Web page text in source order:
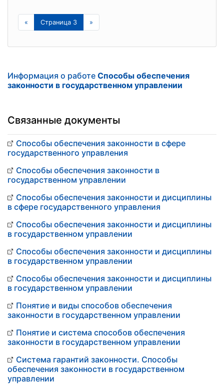
« Страница 3 »
Информация о работе Способы обеспечения
законности в государственном управлении
Связанные документы
Способы обеспечения законности в сфере
государственного управления
Способы обеспечения законности в
государственном управлении
Способы обеспечения законности и дисциплины
в сфере государственного управления
Способы обеспечения законности и дисциплины
в государственном управлении
Способы обеспечения законности и дисциплины
в государственном управлении
Способы обеспечения законности и дисциплины
в государственном управлении
Понятие и виды способов обеспечения
законности в государственном управлении
Понятие и система способов обеспечения
законности в государственном управлении
Система гарантий законности. Способы
обеспечения законности в государственном
управлении